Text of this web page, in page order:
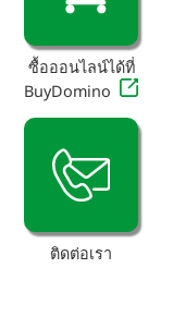
ซื้อออนไลน์ได้ที่
BuyDomino
ติดต่อเรา